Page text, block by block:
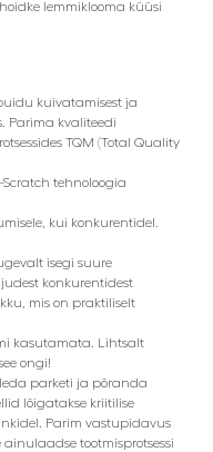
lemmiklooma küüsi
kuivatamisest ja
Parima kvaliteedi
TQM (Total Quality
tehnoloogia
kui konkurentidel.
isegi suure
konkurentidest
mis on praktiliselt
kasutamata. Lihtsalt
ongi!
parketi ja põranda
lõigatakse kriitilise
Parim vastupidavus
tootmisprotsessi